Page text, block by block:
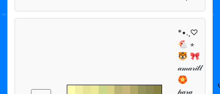
*•.¸♡
🐔 ⋆
🐯 🎀
𝒶𝓂𝒶𝓇𝒾𝓁𝓁
🏵
𝓅𝒶𝓇𝒶